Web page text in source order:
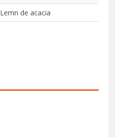
Lemn de acacia